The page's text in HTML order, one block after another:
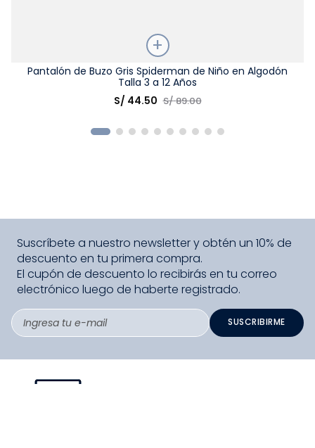
TallaPantalón de Buzo Gris Spiderman de Niño en Algodón
Talla 3 a 12 Años
S/ 44.50 S/89.00
Suscríbete a nuestro newsletter y obtén un 10% de
descuento en tu primera compra.
El cupón de descuento lo recibirás en tu correo
electrónico luego de haberte registrado.
SUSCRIBIRME